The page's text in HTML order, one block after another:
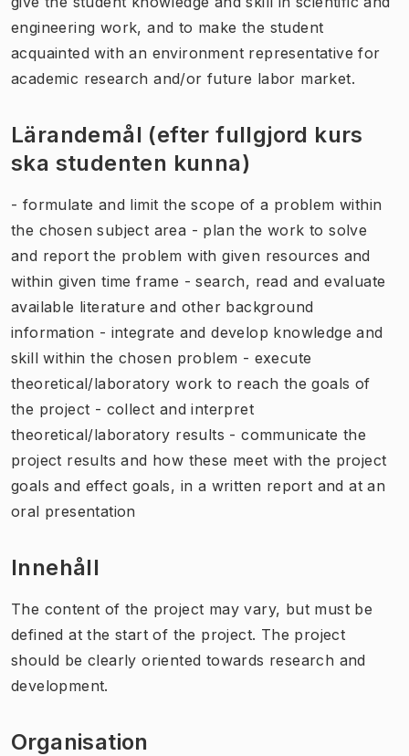
engineering work, and to make the student
acquainted with an environment representative for
academic research and/or future labor market.
Lärandemål (efter fullgjord kurs
ska studenten kunna)
- formulate and limit the scope of a problem within
the chosen subject area - plan the work to solve
and report the problem with given resources and
within given time frame - search, read and evaluate
available literature and other background
information - integrate and develop knowledge and
skill within the chosen problem - execute
theoretical/laboratory work to reach the goals of
the project - collect and interpret
theoretical/laboratory results - communicate the
project results and how these meet with the project
goals and effect goals, in a written report and at an
oral presentation
Innehåll
The content of the project may vary, but must be
defined at the start of the project. The project
should be clearly oriented towards research and
development.
Organisation